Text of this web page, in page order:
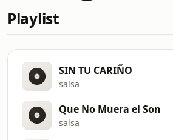
Playlist
SIN TU CARIÑO
salsa
Que No Muera el Son
salsa